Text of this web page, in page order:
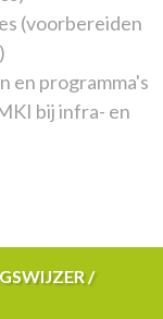
(voorbereiden
en programma's
bij infra- en
/